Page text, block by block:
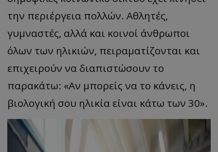
την περιέργεια πολλών. Αθλητές,
γυμναστές, αλλά και κοινοί άνθρωποι
όλων των ηλικιών, πειραματίζονται και
επιχειρούν να διαπιστώσουν το
παρακάτω: «Αν μπορείς να το κάνεις, η
βιολογική σου ηλικία είναι κάτω των 30».